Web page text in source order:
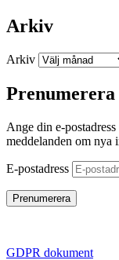
Arkiv
Arkiv
Prenumerera
Ange din e-
meddelanden om nya
E-postadress
Prenumerera
GDPR dokument